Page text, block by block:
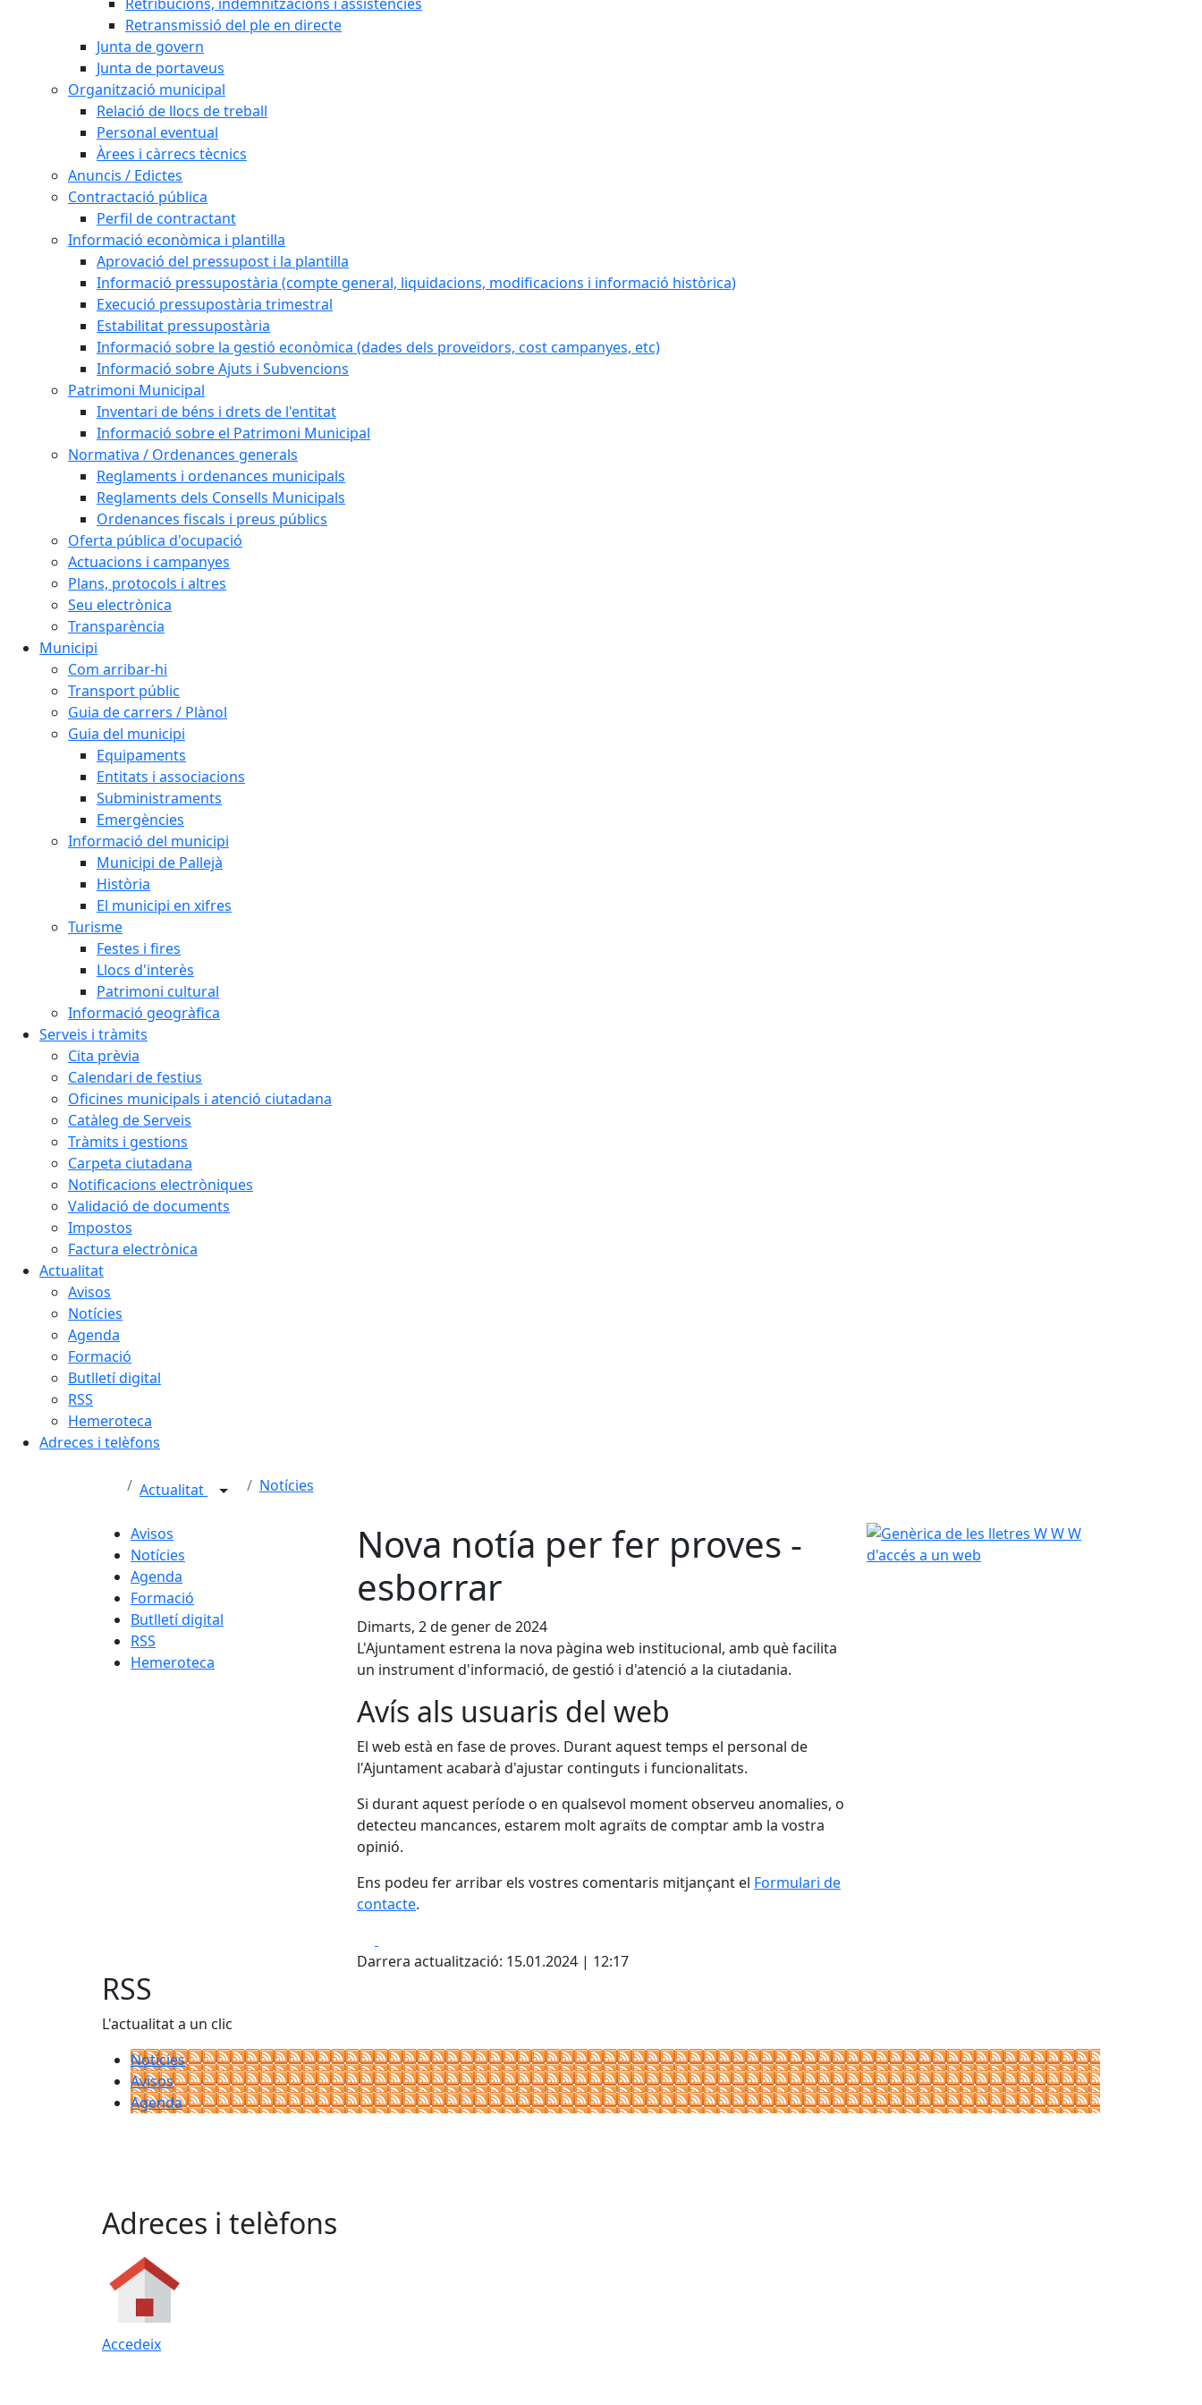
Retransmissió del ple en directe
Junta de govern
Junta de portaveus
Organització municipal
Relació de llocs de treball
Personal eventual
Àrees i càrrecs tècnics
Anuncis / Edictes
Contractació pública
Perfil de contractant
Informació econòmica i plantilla
Aprovació del pressupost i la plantilla
Informació pressupostària (compte general, liquidacions, modificacions i informació històrica)
Execució pressupostària trimestral
Estabilitat pressupostària
Informació sobre la gestió econòmica (dades dels proveïdors, cost campanyes, etc)
Informació sobre Ajuts i Subvencions
Patrimoni Municipal
Inventari de béns i drets de l'entitat
Informació sobre el Patrimoni Municipal
Normativa / Ordenances generals
Reglaments i ordenances municipals
Reglaments dels Consells Municipals
Ordenances fiscals i preus públics
Oferta pública d'ocupació
Actuacions i campanyes
Plans, protocols i altres
Seu electrònica
Transparència
Municipi
Com arribar-hi
Transport públic
Guia de carrers / Plànol
Guia del municipi
Equipaments
Entitats i associacions
Subministraments
Emergències
Informació del municipi
Municipi de Pallejà
Història
El municipi en xifres
Turisme
Festes i fires
Llocs d'interès
Patrimoni cultural
Informació geogràfica
Serveis i tràmits
Cita prèvia
Calendari de festius
Oficines municipals i atenció ciutadana
Catàleg de Serveis
Tràmits i gestions
Carpeta ciutadana
Notificacions electròniques
Validació de documents
Impostos
Factura electrònica
Actualitat
Avisos
Notícies
Agenda
Formació
Butlletí digital
RSS
Hemeroteca
Adreces i telèfons
Actualitat Notícies
Avisos
Notícies
Agenda
Formació
Butlletí digital
RSS
Hemeroteca
Nova notía per fer proves -
esborrar
Dimarts, 2 de gener de 2024
L'Ajuntament estrena la nova pàgina web institucional, amb què facilita
un instrument d'informació, de gestió i d'atenció a la ciutadania.
Avís als usuaris del web
El web està en fase de proves. Durant aquest temps el personal de
l'Ajuntament acabarà d'ajustar continguts i funcionalitats.
Si durant aquest període o en qualsevol moment observeu anomalies, o
detecteu mancances, estarem molt agraïts de comptar amb la vostra
opinió.
Ens podeu fer arribar els vostres comentaris mitjançant el Formulari de
contacte.
Darrera actualització: 15.01.2024 | 12:17
Genèrica de les lletres W W W d'accés a un web
RSS
L'actualitat a un clic
Notícies
Avisos
Agenda
Adreces i telèfons
Accedeix